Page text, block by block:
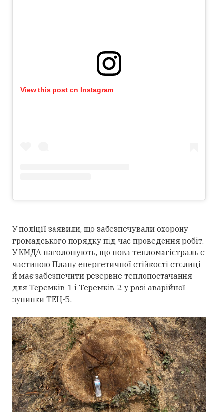
View this post on Instagram
У поліції заявили, що забезпечували охорону
громадського порядку під час проведення робіт.
У КМДА наголошують, що нова тепломагістраль є
частиною Плану енергетичної стійкості столиці
й має забезпечити резервне теплопостачання
для Теремків-1 і Теремків-2 у разі аварійної
зупинки ТЕЦ-5.